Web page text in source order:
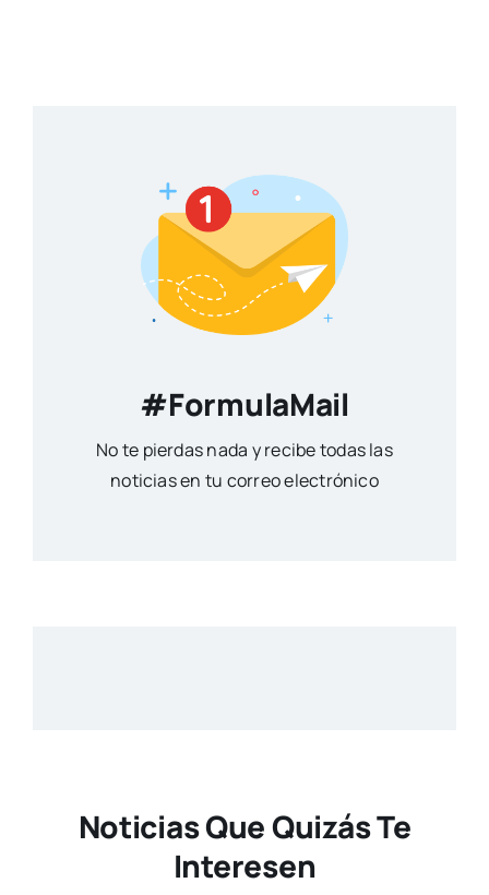
#FormulaMail
No te pierdas nada y recibe todas las
noticias en tu correo electrónico
Noticias Que Quizás Te
Interesen